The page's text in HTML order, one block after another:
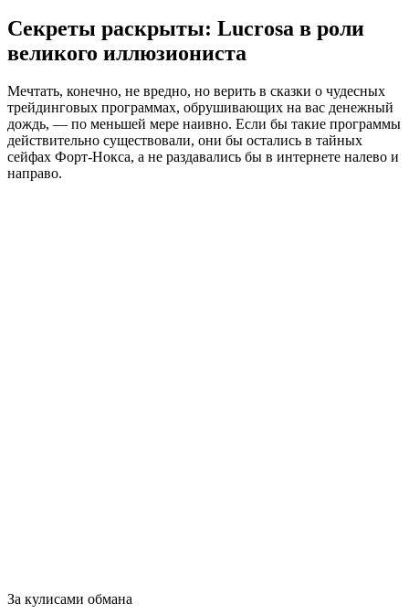
Секреты раскрыты: Lucrosa в роли
великого иллюзиониста
Мечтать, конечно, не вредно, но верить в сказки о чудесных
трейдинговых программах, обрушивающих на вас денежный
дождь, — по меньшей мере наивно. Если бы такие программы
действительно существовали, они бы остались в тайных
сейфах Форт-Нокса, а не раздавались бы в интернете налево и
направо.
За кулисами обмана